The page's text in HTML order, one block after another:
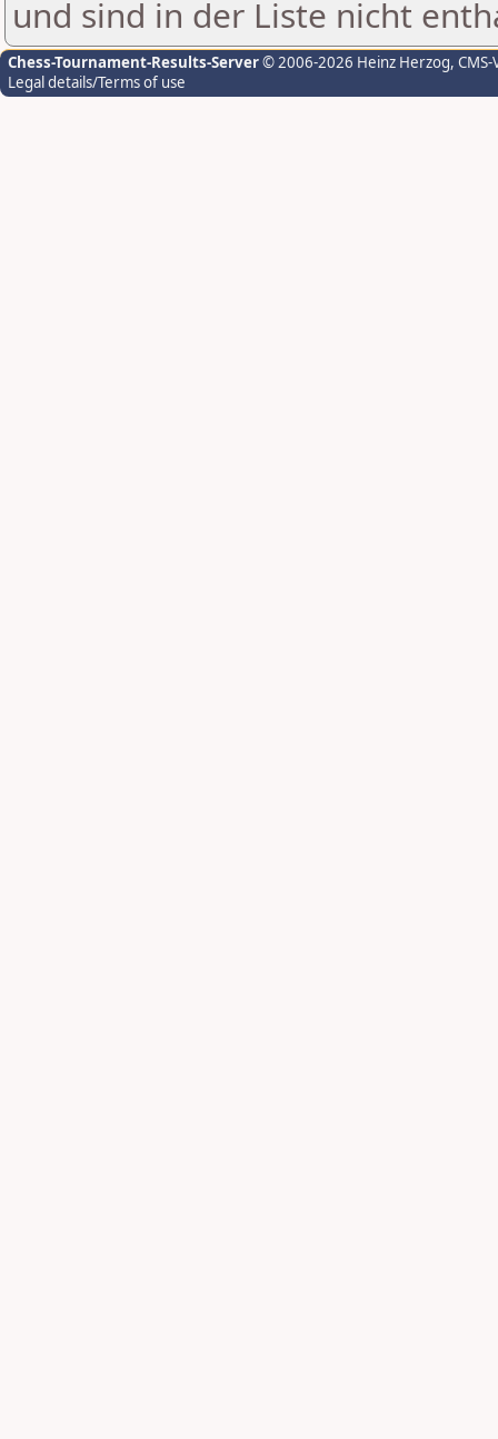
und sind in der Liste nicht
Chess-Tournament-Results-Server© 2006-2026 Heinz Herzog,
Legal details/Terms of use